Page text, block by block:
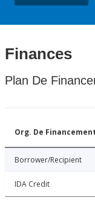
Finances
Plan De
Org. De Financement
Borrower/Recipient
IDA Credit